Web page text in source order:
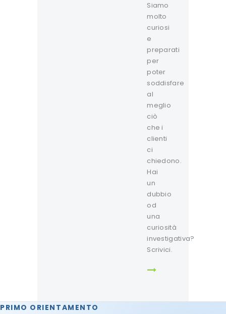
Siamo
molto
curiosi
e
preparati
per
poter
soddisfare
al
meglio
ciò
che i
clienti
ci
chiedono.
Hai
un
dubbio
od
una
curiosità
investigativa?
Scrivici.
PRIMO ORIENTAMENTO